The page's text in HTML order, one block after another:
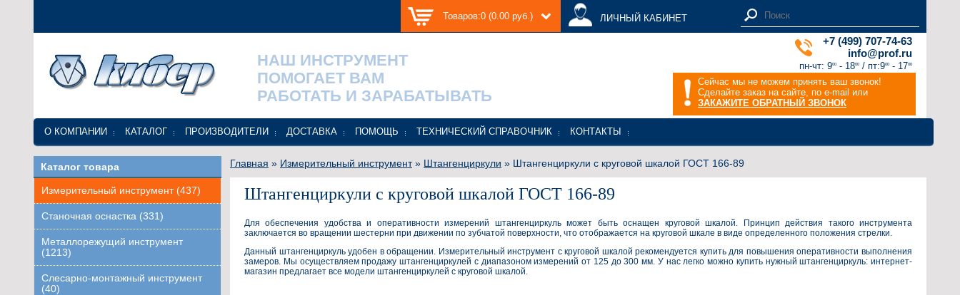
Товаров:0 (0.00 руб.) ЛИЧНЫЙ КАБИНЕТ
НАШ ИНСТРУМЕНТ
ПОМОГАЕТ ВАМ
РАБОТАТЬ И ЗАРАБАТЫВАТЬ
+7 (499) 707-74-63
info@prof.ru
пн-чт: 900 - 1800 / пт:900 - 1700
Сейчас мы не можем принять ваш звонок!
Сделайте заказ на сайте, по e-mail или
ЗАКАЖИТЕ ОБРАТНЫЙ ЗВОНОК
О КОМПАНИИ КАТАЛОГ ПРОИЗВОДИТЕЛИ ДОСТАВКА ПОМОЩЬ ТЕХНИЧЕСКИЙ СПРАВОЧНИК КОНТАКТЫ
Каталог товара
Измерительный инструмент (437)
Станочная оснастка (331)
Металлорежущий инструмент
(1213)
Слесарно-монтажный инструмент
(40)
Главная » Измерительный инструмент» Штангенциркули » Штангенциркули с круговой шкалой ГОСТ 166-89
Штангенциркули с круговой шкалой ГОСТ 166-89
Для обеспечения удобства и оперативности измерений штангенциркуль может быть оснащен круговой шкалой. Принцип действия такого инструмента
заключается во вращении шестерни при движении по зубчатой поверхности, что отображается на круговой шкале в виде определенного положения стрелки.
Данный штангенциркуль удобен в обращении. Измерительный инструмент с круговой шкалой рекомендуется купить для повышения оперативности выполнения
замеров. Мы осуществляем продажу штангенциркулей с диапазоном измерений от 125 до 300 мм. У нас легко можно купить нужный штангенциркуль: интернет-
магазин предлагает все модели штангенциркулей с круговой шкалой.